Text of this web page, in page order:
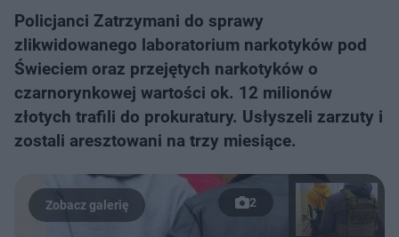
Policjanci Zatrzymani do sprawy
zlikwidowanego laboratorium narkotyków pod
Świeciem oraz przejętych narkotyków o
czarnorynkowej wartości ok. 12 milionów
złotych trafili do prokuratury. Usłyszeli zarzuty i
zostali aresztowani na trzy miesiące.
2